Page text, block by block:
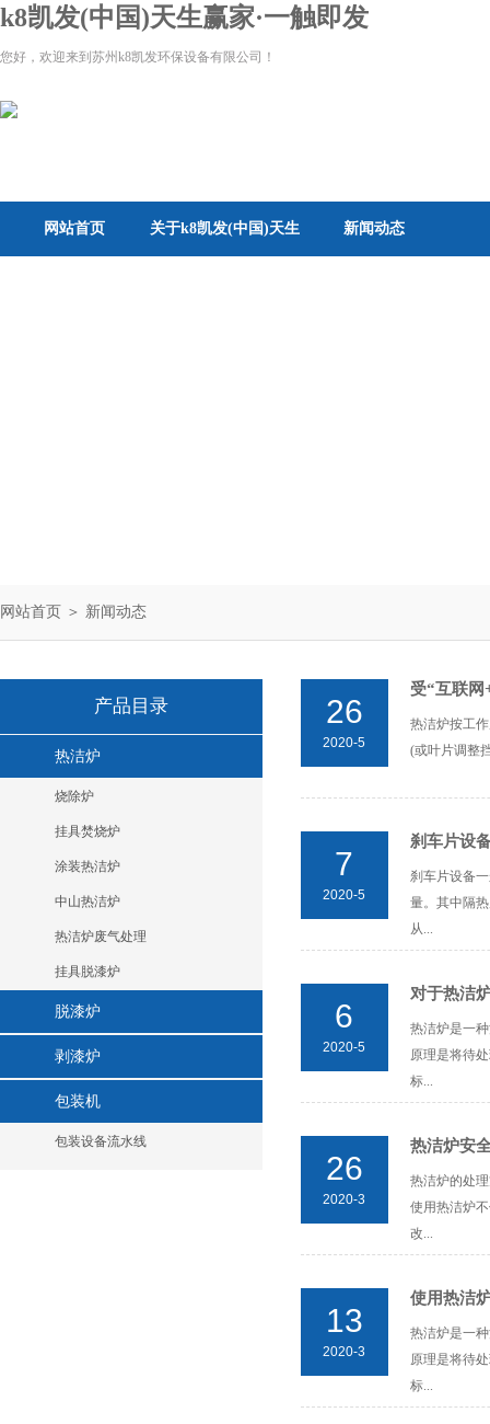
k8凯发(中国)天生赢家·一触即发
您好，欢迎来到苏州k8凯发环保设备有限公司！
网站首页 关于k8凯发(中国)天生 新闻动态
网站首页 ＞ 新闻动态
产品目录
热洁炉
烧除炉
挂具焚烧炉
涂装热洁炉
中山热洁炉
热洁炉废气处理
挂具脱漆炉
脱漆炉
剥漆炉
包装机
包装设备流水线
26
2020-5
受“互联网
热洁炉按工
(或叶片调整
7
2020-5
刹车片设
刹车片设备
量。其中隔
从...
6
2020-5
对于热洁
热洁炉是一
原理是将待
标...
26
2020-3
热洁炉安
热洁炉的处
使用热洁炉
改...
13
2020-3
使用热洁
热洁炉是一
原理是将待
标...